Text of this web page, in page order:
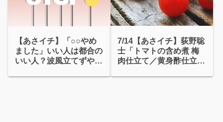
【あさイチ】「○○やめ
ました」いい人は都合の
いい人？波風立てずやめ
7/14【あさイチ】荻野聡
士「トマトの含め煮 梅
肉仕立て／黄身酢仕立